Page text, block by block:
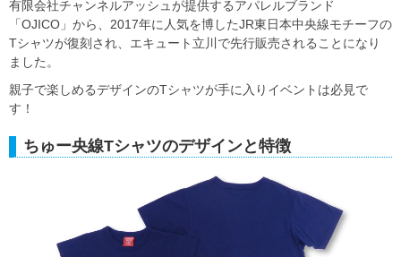
有限会社チャンネルアッシュが提供するアパレルブランド
「OJICO」から、2017年に人気を博したJR東日本中央線モチーフの
Tシャツが復刻され、エキュート立川で先行販売されることになり
ました。
親子で楽しめるデザインのTシャツが手に入りイベントは必見で
す！
ちゅー央線Tシャツのデザインと特徴